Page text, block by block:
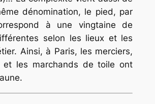
dénomination, le pied, par
à une vingtaine de
selon les lieux et les
Ainsi, à Paris, les merciers,
et les marchands de toile ont